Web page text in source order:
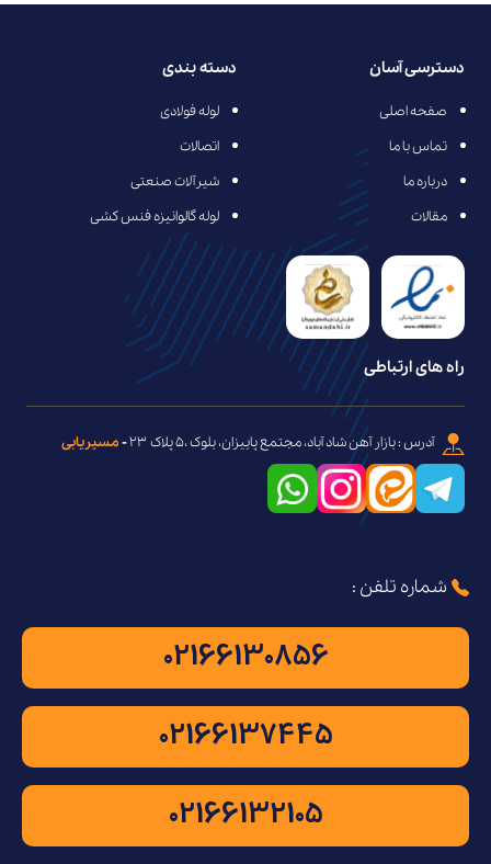
دسترسی آسان
صفحه اصلی
تماس با ما
درباره ما
مقالات
دسته بندی
لوله فولادی
اتصالات
شیرآلات صنعتی
لوله گالوانیزه فنس کشی
راه های ارتباطی
آدرس : بازار آهن شاد آباد، مجتمع پاییزان، بلوک ،۵ پلاک ۲۳ -مسیریابی
شماره تلفن :
02166130856
02166137445
02166132105